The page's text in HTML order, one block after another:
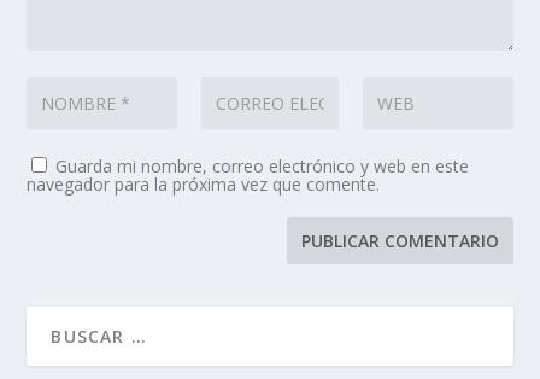
Guarda mi nombre, correo electrónico y web en este
navegador para la próxima vez que comente.